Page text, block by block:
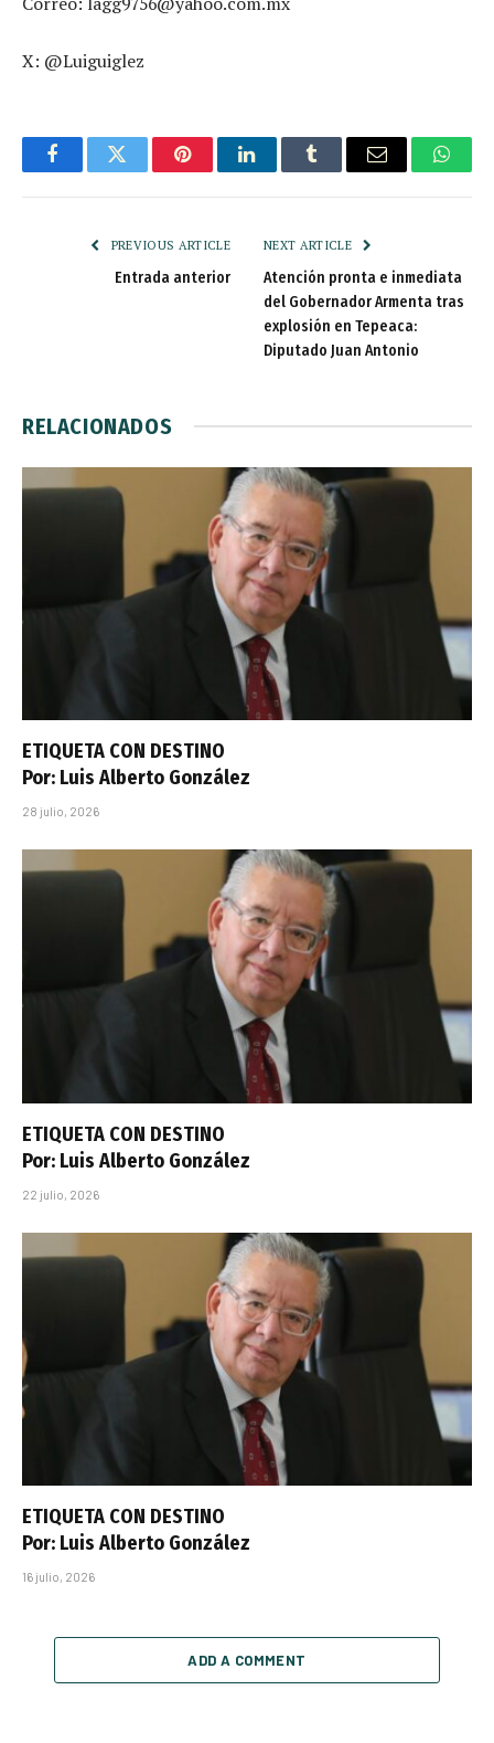
X: @Luiguiglez
FacebookTwitter PinterestLinkedInTumblr Email
PREVIOUS ARTICLE
Entrada anterior
NEXT ARTICLE
Atención pronta e inmediata
del Gobernador Armenta tras
explosión en Tepeaca:
Diputado Juan Antonio
RELACIONADOS
ETIQUETA CON DESTINO
Por: Luis Alberto González
28 julio, 2026
ETIQUETA CON DESTINO
Por: Luis Alberto González
22 julio, 2026
ETIQUETA CON DESTINO
Por: Luis Alberto González
16 julio, 2026
ADD A COMMENT